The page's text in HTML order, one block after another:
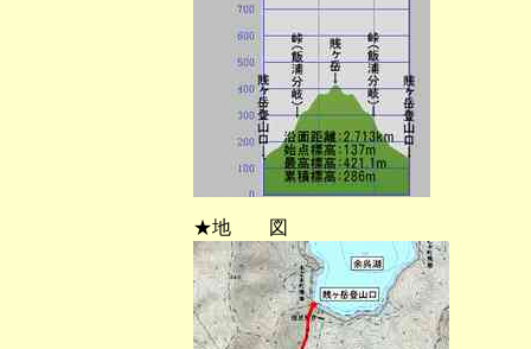
★地 図